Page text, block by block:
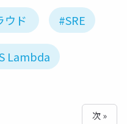
ウド #SRE
Lambda
次 »